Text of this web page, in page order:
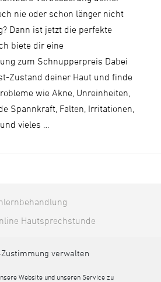
Zustimmung verwalten
Website und unseren Service zu
nie oder schon länger nicht
Dann ist jetzt die perfekte
biete dir eine
zum Schnupperpreis Dabei
Zustand deiner Haut und finde
wie Akne, Unreinheiten,
Spannkraft, Falten, Irritationen,
vieles …
Hautsprechstunde
mich
Blog & News